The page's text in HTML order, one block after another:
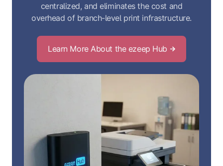
centralized, and eliminates the cost and
overhead of branch-level print infrastructure.
Learn More About the ezeep Hub